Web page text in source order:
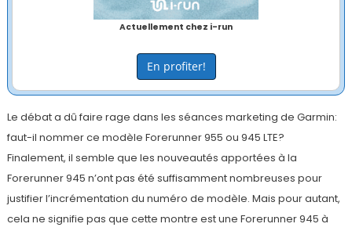
Actuellement chez i-run
En profiter!
Le débat a dû faire rage dans les séances marketing de Garmin:
faut-il nommer ce modèle Forerunner 955 ou 945 LTE?
Finalement, il semble que les nouveautés apportées à la
Forerunner 945 n’ont pas été suffisamment nombreuses pour
justifier l’incrémentation du numéro de modèle. Mais pour autant,
cela ne signifie pas que cette montre est une Forerunner 945 à